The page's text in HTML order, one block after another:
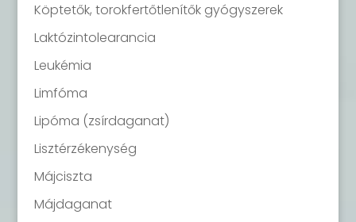
Köptetők, torokfertőtlenítők gyógyszerek
Laktózintolearancia
Leukémia
Limfóma
Lipóma (zsírdaganat)
Lisztérzékenység
Májciszta
Májdaganat